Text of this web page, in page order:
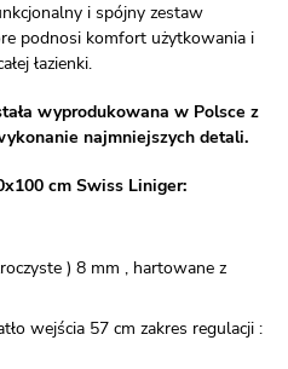
i spójny zestaw
podnosi komfort użytkowania i
łazienki.
wyprodukowana w Polsce z
najmniejszych detali.
cm Swiss Liniger:
) 8 mm , hartowane z
wejścia 57 cm zakres regulacji :